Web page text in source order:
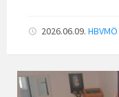
2026.06.09. HBVMÖ